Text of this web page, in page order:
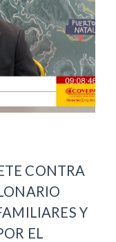
CONTRA
Y
EL